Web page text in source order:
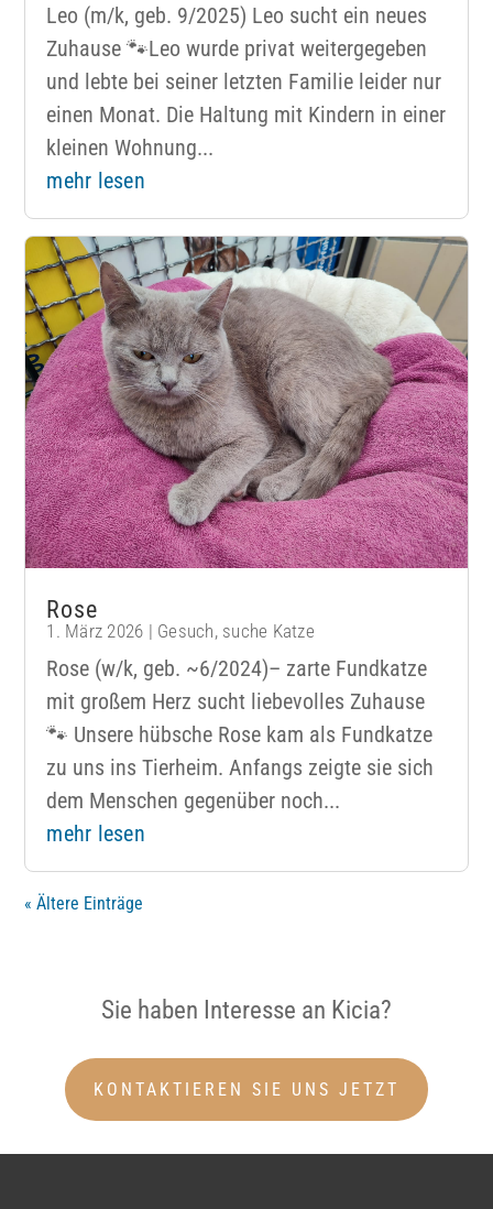
Leo (m/k, geb. 9/2025) Leo sucht ein neues
Zuhause 🐾Leo wurde privat weitergegeben
und lebte bei seiner letzten Familie leider nur
einen Monat. Die Haltung mit Kindern in einer
kleinen Wohnung...
mehr lesen
Rose
1. März 2026 | Gesuch, suche Katze
Rose (w/k, geb. ~6/2024)– zarte Fundkatze
mit großem Herz sucht liebevolles Zuhause
🐾 Unsere hübsche Rose kam als Fundkatze
zu uns ins Tierheim. Anfangs zeigte sie sich
dem Menschen gegenüber noch...
mehr lesen
« Ältere Einträge
Sie haben Interesse an Kicia?
KONTAKTIEREN SIE UNS JETZT